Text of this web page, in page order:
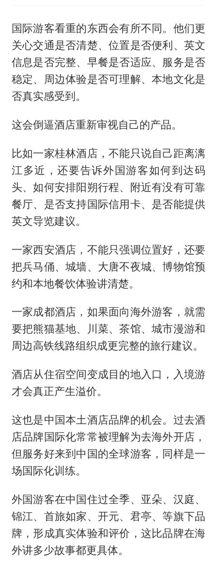
国际游客看重的东西会有所不同。他们更
关心交通是否清楚、位置是否便利、英文
信息是否完整、早餐是否适应、服务是否
稳定、周边体验是否可理解、本地文化是
否真实感受到。
这会倒逼酒店重新审视自己的产品。
比如一家桂林酒店，不能只说自己距离漓
江多近，还要告诉外国游客如何到达码
头、如何安排阳朔行程、附近有没有可靠
餐厅、是否支持国际信用卡、是否能提供
英文导览建议。
一家西安酒店，不能只强调位置好，还要
把兵马俑、城墙、大唐不夜城、博物馆预
约和本地餐饮体验讲清楚。
一家成都酒店，如果面向海外游客，就需
要把熊猫基地、川菜、茶馆、城市漫游和
周边高铁线路组织成更完整的旅行建议。
酒店从住宿空间变成目的地入口，入境游
才会真正产生溢价。
这也是中国本土酒店品牌的机会。过去酒
店品牌国际化常常被理解为去海外开店，
但服务好来到中国的全球游客，同样是一
场国际化训练。
外国游客在中国住过全季、亚朵、汉庭、
锦江、首旅如家、开元、君亭、等旗下品
牌，形成真实体验和评价，这比品牌在海
外讲多少故事都更具体。